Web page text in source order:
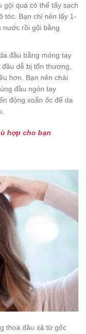
gội quá có thể tẩy sạch
tóc. Bạn chỉ nên lấy 1-
nước rồi gội bằng
đầu bằng móng tay
dễ bị tổn thương,
hơn. Bạn nên chải
đầu ngón tay
động xoắn ốc để da
hợp cho bạn
thoa dầu xả từ gốc